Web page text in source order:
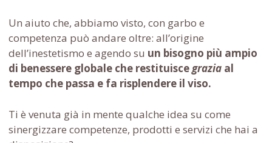
Un aiuto che, abbiamo visto, con garbo e
competenza può andare oltre: all’origine
dell’inestetismo e agendo su un bisogno più ampio
di benessere globale che restituiscegrazia al
tempo che passa e fa risplendere il viso.
Ti è venuta già in mente qualche idea su come
sinergizzare competenze, prodotti e servizi che hai a